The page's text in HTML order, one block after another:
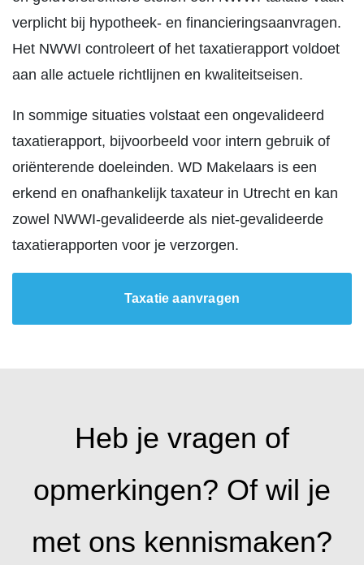
verplicht bij hypotheek- en financieringsaanvragen.
Het NWWI controleert of het taxatierapport voldoet
aan alle actuele richtlijnen en kwaliteitseisen.
In sommige situaties volstaat een ongevalideerd
taxatierapport, bijvoorbeeld voor intern gebruik of
oriënterende doeleinden. WD Makelaars is een
erkend en onafhankelijk taxateur in Utrecht en kan
zowel NWWI-gevalideerde als niet-gevalideerde
taxatierapporten voor je verzorgen.
Taxatie aanvragen
Heb je vragen of
opmerkingen? Of wil je
met ons kennismaken?